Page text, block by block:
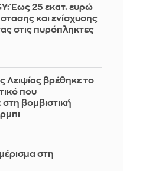
Έως 25 εκατ. ευρώ
και ενίσχυσης
στις πυρόπληκτες
Λειψίας βρέθηκε το
που
βομβιστική
στη